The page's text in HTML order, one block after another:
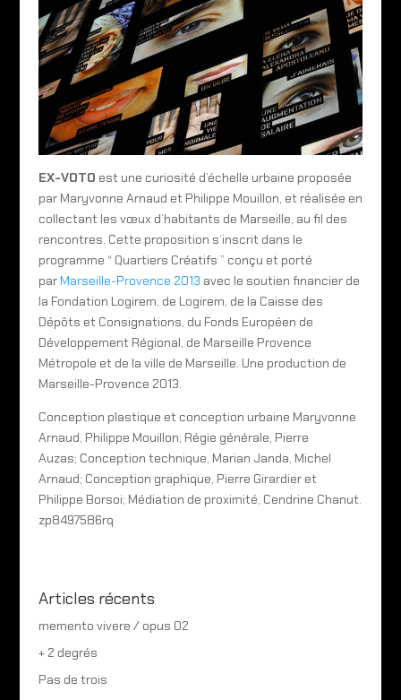
EX-VOTO est une curiosité d’échelle urbaine proposée
par Maryvonne Arnaud et Philippe Mouillon, et réalisée en
collectant les vœux d’habitants de Marseille, au fil des
rencontres. Cette proposition s’inscrit dans le
programme “ Quartiers Créatifs ” conçu et porté
par Marseille-Provence 2013 avec le soutien financier de
la Fondation Logirem, de Logirem, de la Caisse des
Dépôts et Consignations, du Fonds Européen de
Développement Régional, de Marseille Provence
Métropole et de la ville de Marseille. Une production de
Marseille-Provence 2013.
Conception plastique et conception urbaine Maryvonne
Arnaud, Philippe Mouillon; Régie générale, Pierre
Auzas; Conception technique, Marian Janda, Michel
Arnaud; Conception graphique, Pierre Girardier et
Philippe Borsoi; Médiation de proximité, Cendrine Chanut.
zp8497586rq
Articles récents
memento vivere / opus 02
+ 2 degrés
Pas de trois